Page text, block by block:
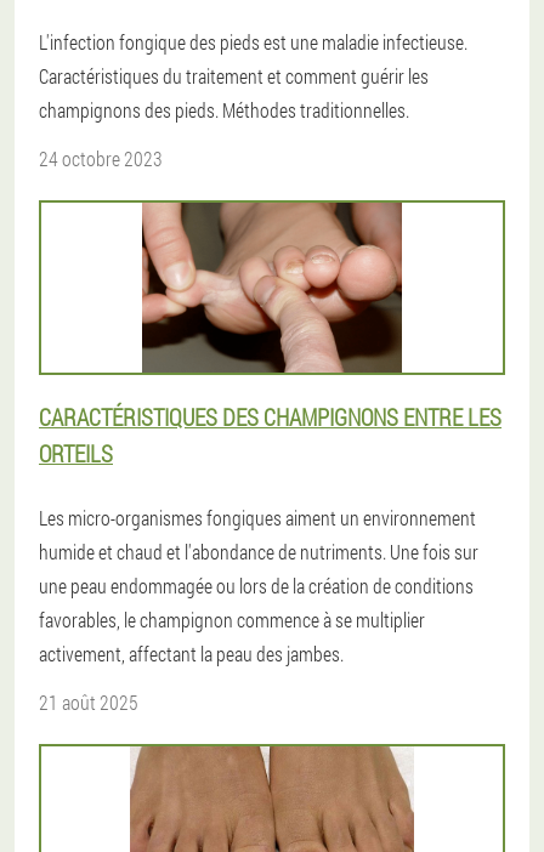
L'infection fongique des pieds est une maladie infectieuse.
Caractéristiques du traitement et comment guérir les
champignons des pieds. Méthodes traditionnelles.
24 octobre 2023
CARACTÉRISTIQUES DES CHAMPIGNONS ENTRE LES
ORTEILS
Les micro-organismes fongiques aiment un environnement
humide et chaud et l'abondance de nutriments. Une fois sur
une peau endommagée ou lors de la création de conditions
favorables, le champignon commence à se multiplier
activement, affectant la peau des jambes.
21 août 2025